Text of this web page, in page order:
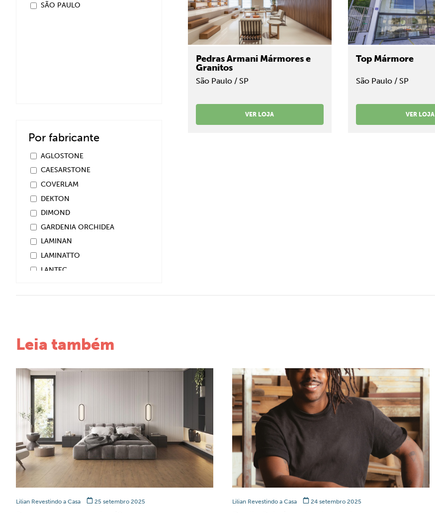
SÃO PAULO
Por fabricante
AGLOSTONE
CAESARSTONE
COVERLAM
DEKTON
DIMOND
GARDENIA ORCHIDEA
LAMINAN
LAMINATTO
LANTEC
NUOVO CORSO
SINTH
TECHNISTONE
TOPZSTONE
ULTRA COMPAC
Pedras Armani Mármores e
Granitos
São Paulo / SP
VER LOJA
Top Mármore
São Paulo / SP
VER LOJA
Leia também
Lilian Revestindo a Casa 25 setembro 2025 Lilian Revestindo a Casa 24 setembro 2025